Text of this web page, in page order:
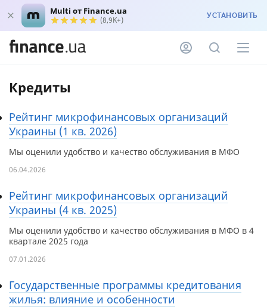
Multi от Finance.ua
(8,9K+) УСТАНОВИТЬ
Кредиты
Рейтинг микрофинансовых организаций
Украины (1 кв. 2026)
Мы оценили удобство и качество обслуживания в МФО
06.04.2026
Рейтинг микрофинансовых организаций
Украины (4 кв. 2025)
Мы оценили удобство и качество обслуживания в МФО в 4
квартале 2025 года
07.01.2026
Государственные программы кредитования
жилья: влияние и особенности